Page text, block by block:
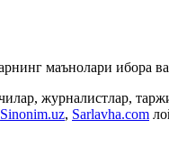
маънолари ибора
журналистлар,
Sinonim.uz, Sarlavha.com